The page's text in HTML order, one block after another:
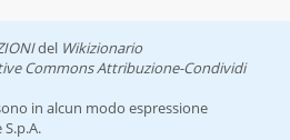
del Wikizionario
Commons Attribuzione-Condividi
in alcun modo espressione